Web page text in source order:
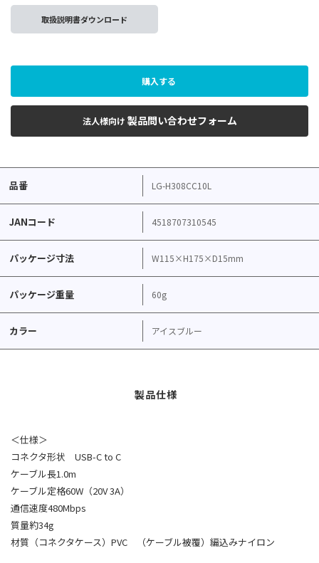
取扱説明書ダウンロード
購入する
法人様向け 製品問い合わせフォーム
品番 LG-H308CC10L
JANコード 4518707310545
パッケージ寸法 W115×H175×D15mm
パッケージ重量 60g
カラー アイスブルー
＜仕様＞
コネクタ形状 USB-C to C
ケーブル長1.0m
ケーブル定格60W（20V 3A）
通信速度480Mbps
質量約34g
材質（コネクタケース）PVC （ケーブル被覆）編込みナイロン